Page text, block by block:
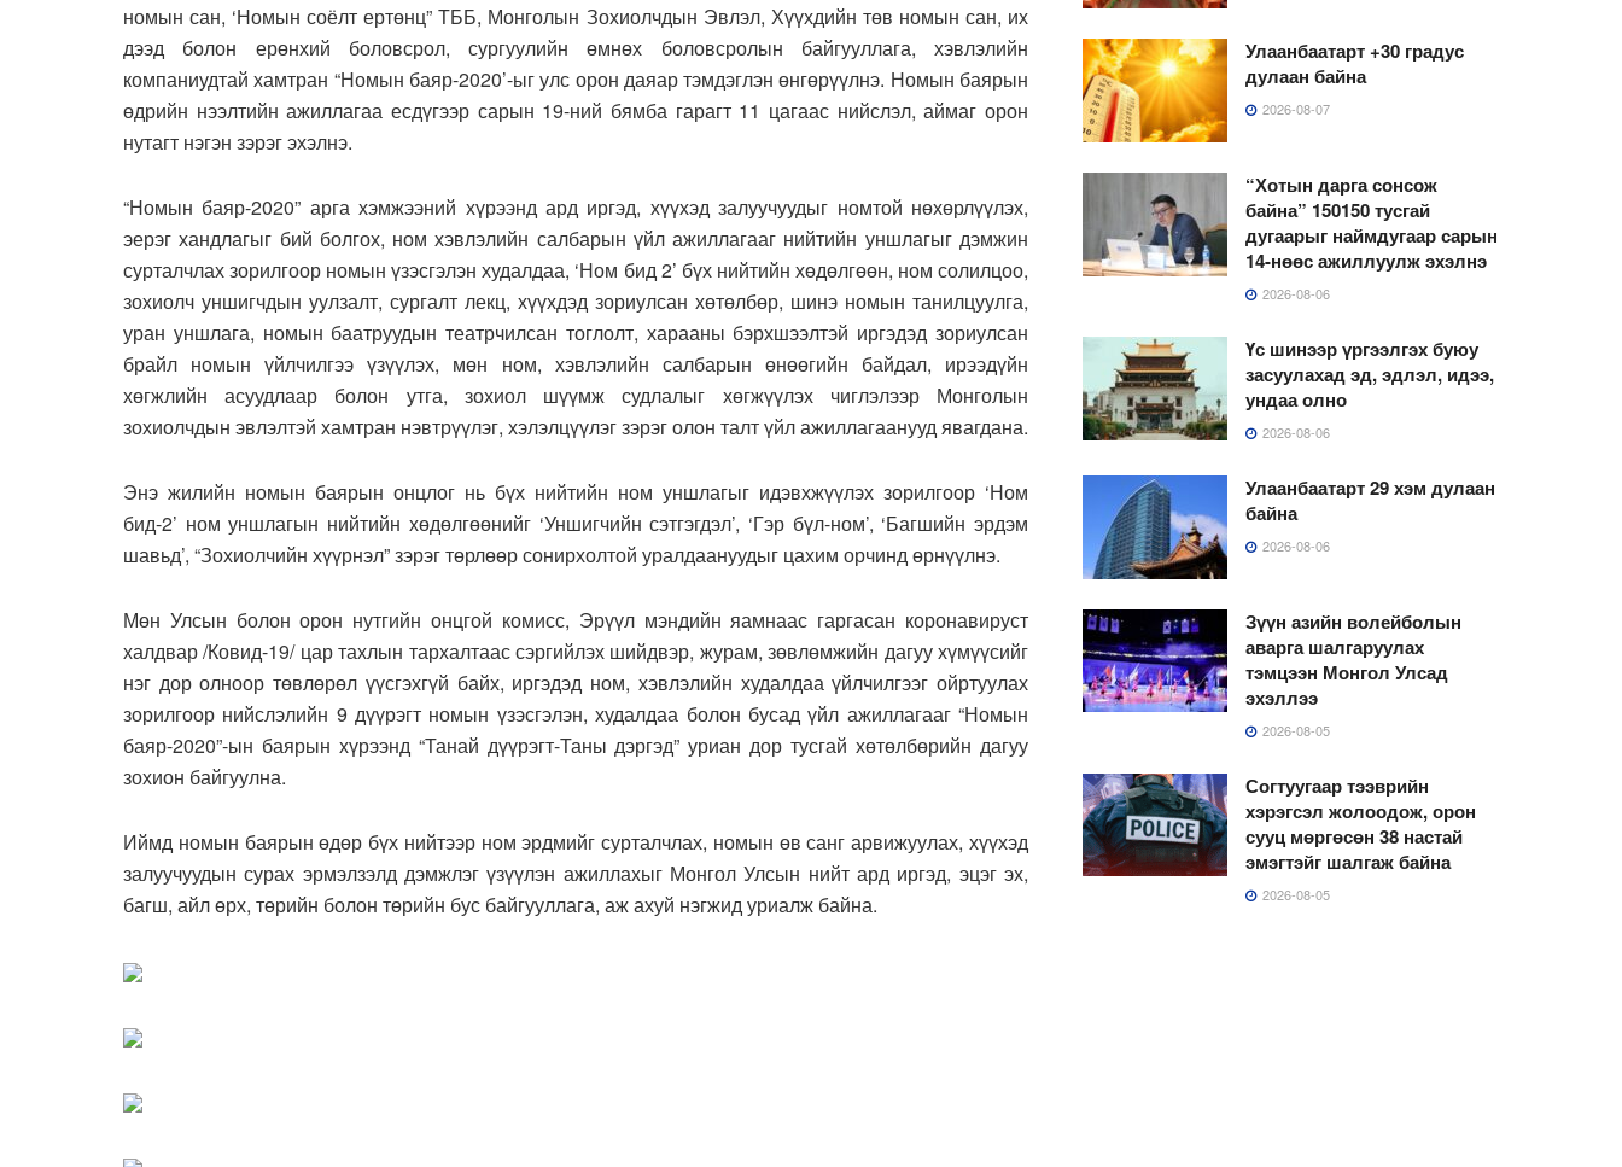
номын сан, ‘Номын соёлт ертөнц” ТББ, Монголын Зохиолчдын Эвлэл, Хүүхдийн төв номын сан, их
дээд болон ерөнхий боловсрол, сургуулийн өмнөх боловсролын байгууллага, хэвлэлийн
компаниудтай хамтран “Номын баяр-2020’-ыг улс орон даяар тэмдэглэн өнгөрүүлнэ. Номын баярын
өдрийн нээлтийн ажиллагаа есдүгээр сарын 19-ний бямба гарагт 11 цагаас нийслэл, аймаг орон
нутагт нэгэн зэрэг эхэлнэ.
“Номын баяр-2020” арга хэмжээний хүрээнд ард иргэд, хүүхэд залуучуудыг номтой нөхөрлүүлэх,
эерэг хандлагыг бий болгох, ном хэвлэлийн салбарын үйл ажиллагааг нийтийн уншлагыг дэмжин
сурталчлах зорилгоор номын үзэсгэлэн худалдаа, ‘Ном бид 2’ бүх нийтийн хөдөлгөөн, ном солилцоо,
зохиолч уншигчдын уулзалт, сургалт лекц, хүүхдэд зориулсан хөтөлбөр, шинэ номын танилцуулга,
уран уншлага, номын баатруудын театрчилсан тоглолт, харааны бэрхшээлтэй иргэдэд зориулсан
брайл номын үйлчилгээ үзүүлэх, мөн ном, хэвлэлийн салбарын өнөөгийн байдал, ирээдүйн
хөгжлийн асуудлаар болон утга, зохиол шүүмж судлалыг хөгжүүлэх чиглэлээр Монголын
зохиолчдын эвлэлтэй хамтран нэвтрүүлэг, хэлэлцүүлэг зэрэг олон талт үйл ажиллагаанууд явагдана.
Энэ жилийн номын баярын онцлог нь бүх нийтийн ном уншлагыг идэвхжүүлэх зорилгоор ‘Ном
бид-2’ ном уншлагын нийтийн хөдөлгөөнийг ‘Уншигчийн сэтгэгдэл’, ‘Гэр бүл-ном’, ‘Багшийн эрдэм
шавьд’, “Зохиолчийн хүүрнэл” зэрэг төрлөөр сонирхолтой уралдаануудыг цахим орчинд өрнүүлнэ.
Мөн Улсын болон орон нутгийн онцгой комисс, Эрүүл мэндийн яамнаас гаргасан коронавируст
халдвар /Ковид-19/ цар тахлын тархалтаас сэргийлэх шийдвэр, журам, зөвлөмжийн дагуу хүмүүсийг
нэг дор олноор төвлөрөл үүсгэхгүй байх, иргэдэд ном, хэвлэлийн худалдаа үйлчилгээг ойртуулах
зорилгоор нийслэлийн 9 дүүрэгт номын үзэсгэлэн, худалдаа болон бусад үйл ажиллагааг “Номын
баяр-2020”-ын баярын хүрээнд “Танай дүүрэгт-Таны дэргэд” уриан дор тусгай хөтөлбөрийн дагуу
зохион байгуулна.
Иймд номын баярын өдөр бүх нийтээр ном эрдмийг сурталчлах, номын өв санг арвижуулах, хүүхэд
залуучуудын сурах эрмэлзэлд дэмжлэг үзүүлэн ажиллахыг Монгол Улсын нийт ард иргэд, эцэг эх,
багш, айл өрх, төрийн болон төрийн бус байгууллага, аж ахуй нэгжид уриалж байна.
Улаанбаатарт +30 градус
дулаан байна
2026-08-07
“Хотын дарга сонсож
байна” 150150 тусгай
дугаарыг наймдугаар сарын
14-нөөс ажиллуулж эхэлнэ
2026-08-06
Үс шинээр үргээлгэх буюу
засуулахад эд, эдлэл, идээ,
ундаа олно
2026-08-06
Улаанбаатарт 29 хэм дулаан
байна
2026-08-06
Зүүн азийн волейболын
аварга шалгаруулах
тэмцээн Монгол Улсад
эхэллээ
2026-08-05
Согтуугаар тээврийн
хэрэгсэл жолоодож, орон
сууц мөргөсөн 38 настай
эмэгтэйг шалгаж байна
2026-08-05